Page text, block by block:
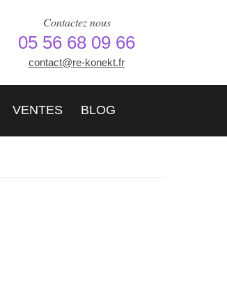
Contactez nous
05 56 68 09 66
contact@re-konekt.fr
VENTES BLOG